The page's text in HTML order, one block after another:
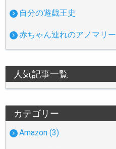
自分の遊戯王史
赤ちゃん連れのアノマリー
人気記事一覧
カテゴリー
Amazon (3)